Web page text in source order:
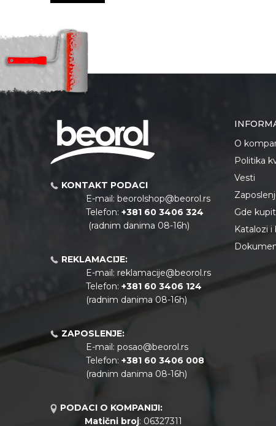
KONTAKT PODACI
E-mail: beorolshop@beorol.rs
Telefon: +381 60 3406 324
(radnim danima 08-16h)
REKLAMACIJE:
E-mail: reklamacije@beorol.rs
Telefon: +381 60 3406 124
(radnim danima 08-16h)
ZAPOSLENJE:
E-mail: posao@beorol.rs
Telefon: +381 60 3406 008
(radnim danima 08-16h)
PODACI O KOMPANIJI:
Matični broj: 06327311
O
Politika
Vesti
Gde
Katalozi i